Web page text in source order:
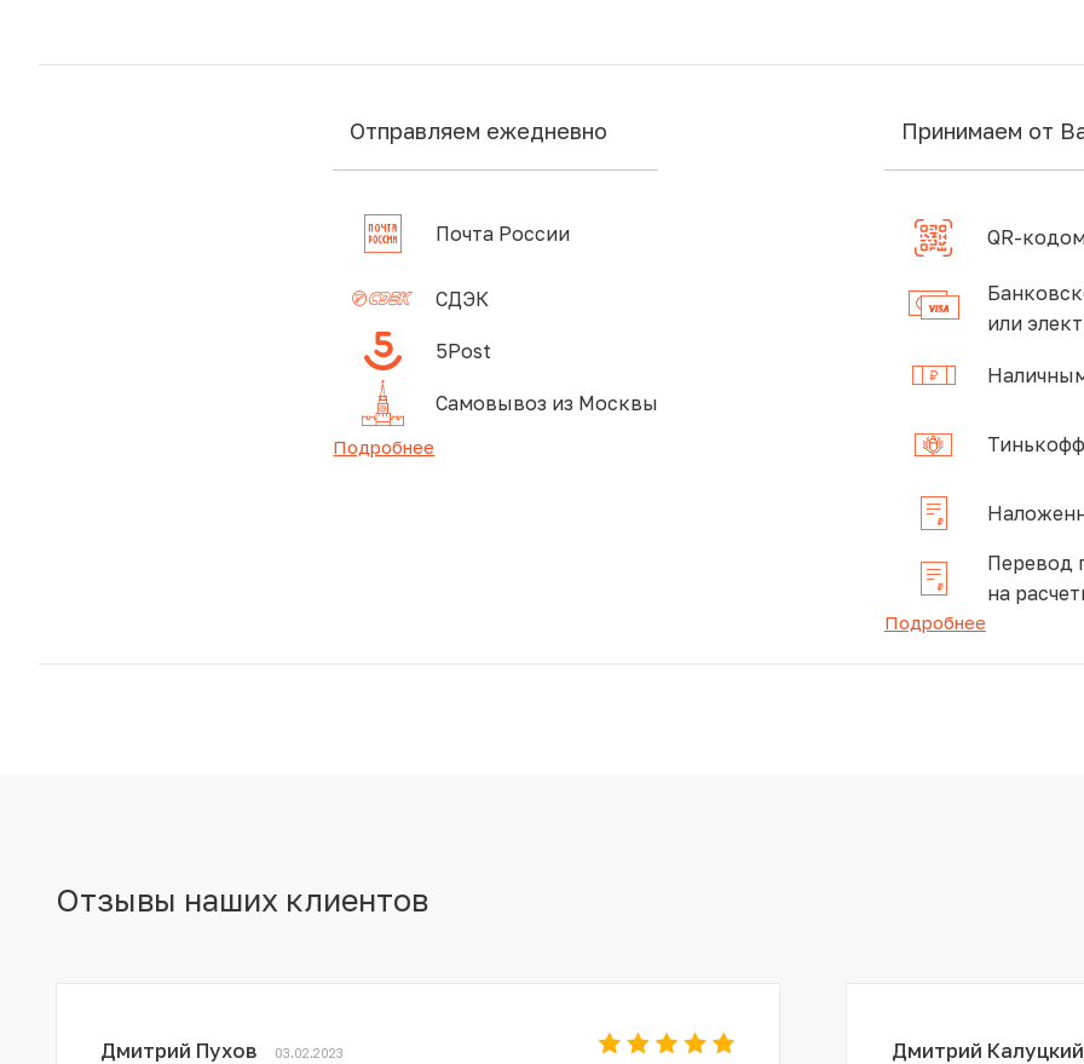
Отправляем ежедневно
Почта России
СДЭК
5Post
Самовывоз из Москвы
Подробнее
Принимаем от
QR-
или
Перевод
на
Подробнее
Отзывы наших клиентов
Дмитрий Пухов 03.02.2023 Дмитрий Калуцкий